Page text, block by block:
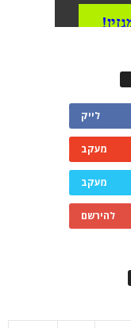
לייק
מעקב
מעקב
להירשם